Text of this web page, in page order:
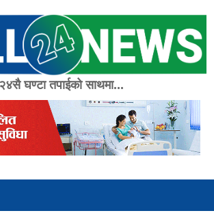
२४सै घण्टा तपाईको साथमा...